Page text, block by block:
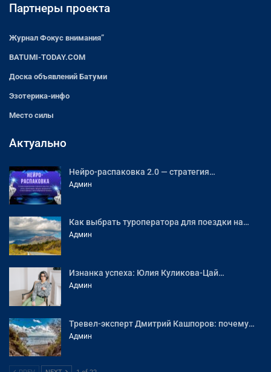
Партнеры проекта
Журнал Фокус внимания”
BATUMI-TODAY.COM
Доска объявлений Батуми
Эзотерика-инфо
Место силы
Актуально
Нейро-распаковка 2.0 — стратегия…
Админ
Как выбрать туроператора для поездки на…
Админ
Изнанка успеха: Юлия Куликова-Цай…
Админ
Тревел-эксперт Дмитрий Кашпоров: почему…
Админ